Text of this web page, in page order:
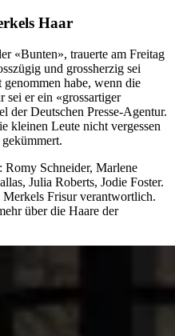
Haar
«Bunten», trauerte am Freitag
und grossherzig sei
habe, wenn die
er ein «grossartiger
der Deutschen Presse-Agentur.
kleinen Leute nicht vergessen
Romy Schneider, Marlene
Julia Roberts, Jodie Foster.
Frisur verantwortlich.
über die Haare der